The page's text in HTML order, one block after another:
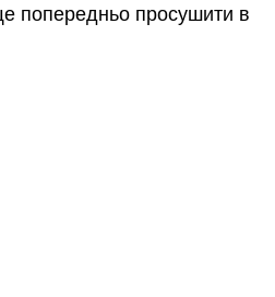
попередньо просушити в